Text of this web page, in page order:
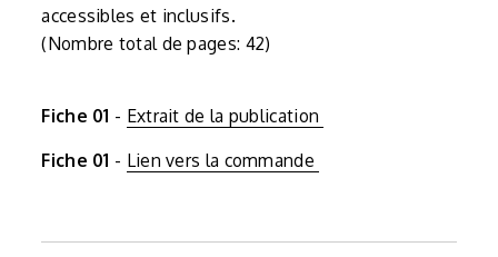
accessibles et inclusifs.
(Nombre total de pages: 42)
Fiche 01 - Extrait de la publication
Fiche 01 - Lien vers la commande